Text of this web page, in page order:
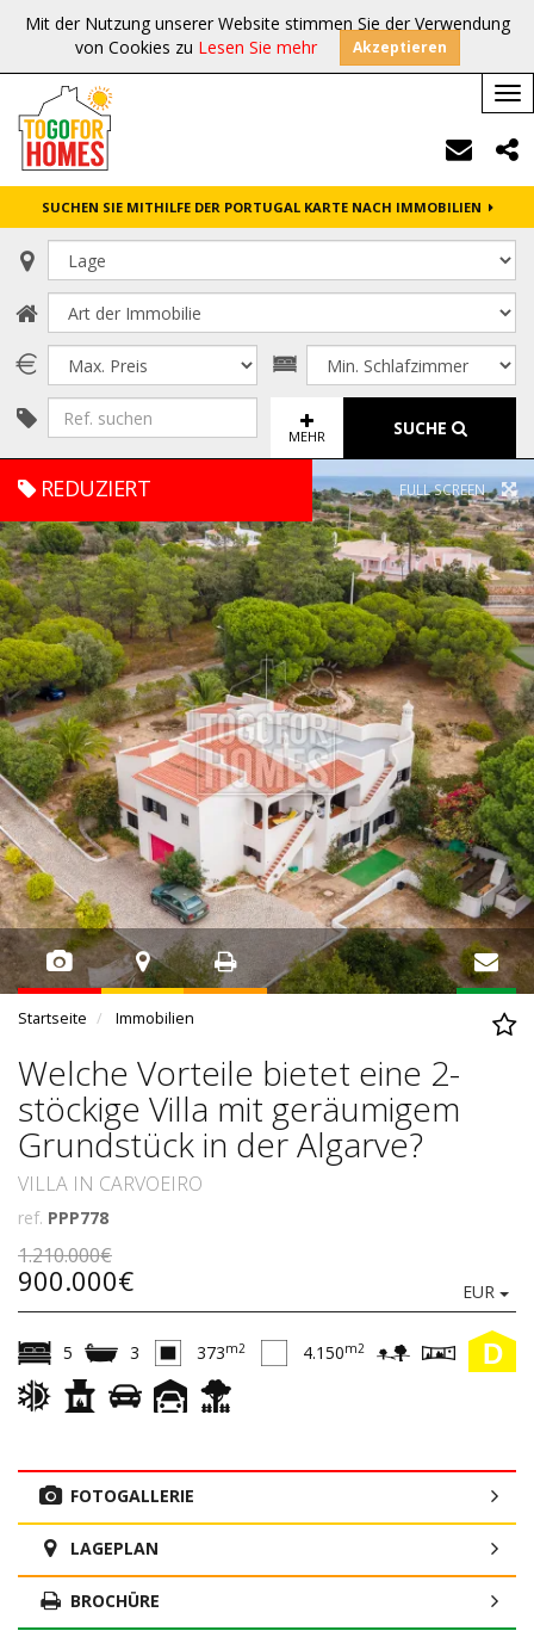
Mit der Nutzung unserer Website stimmen Sie der Verwendung
von Cookies zu Lesen Sie mehr Akzeptieren
SUCHEN SIE MITHILFE DER PORTUGAL KARTE NACH IMMOBILIEN
MEHR SUCHE
REDUZIERT FULL SCREEN
Startseite Immobilien
Welche Vorteile bietet eine 2-
stöckige Villa mit geräumigem
Grundstück in der Algarve?
VILLA IN CARVOEIRO
ref. PPP778
1.210.000€
900.000€ EUR
D
5 3 373m2 4.150m2
FOTOGALLERIE
LAGEPLAN
BROCHÜRE